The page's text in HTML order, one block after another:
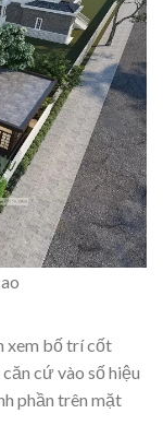
xem bố trí cốt
cứ vào số hiệu
phần trên mặt